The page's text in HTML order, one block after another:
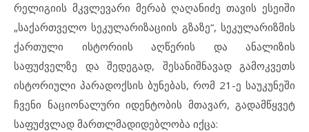
რელიგიის მკვლევარი მერაბ ღაღანიძე თავის ესეიში
„საქართველო სეკულარიზაციის გზაზე“, სეკულარიზმის
ქართული ისტორიის აღწერის და ანალიზის
საფუძველზე და შედეგად, შესანიშნავად გამოკვეთს
ისტორიული პარადოქსის ბუნებას, რომ 21-ე საუკუნეში
ჩვენი ნაციონალური იდენტობის მთავარ, გადამწყვეტ
საფუძვლად მართლმადიდებლობა იქცა: